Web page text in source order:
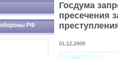
обороны РФ
Госдума
пресечения
01.12.2009